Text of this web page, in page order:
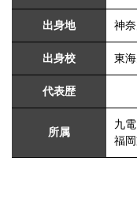
出身地 神奈
出身校 東
代表歴
所属
九
福